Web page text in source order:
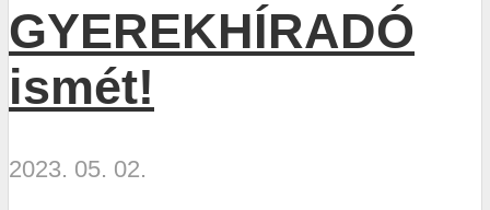
GYEREKHÍRADÓ
ismét!
2023. 05. 02.